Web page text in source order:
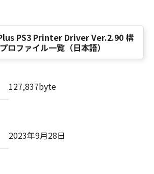
味します。もしお客様が米国政
ーである場合、以下の規定が適
SOFTWARE is a "commercial
and "commercial
documentation," as such
227.7202-4 (June 1995),
End Users shall acquire
PS3 Printer Driver Ver.2.90 構
ロファイル一覧（日本語）
127,837byte
2023年9月28日